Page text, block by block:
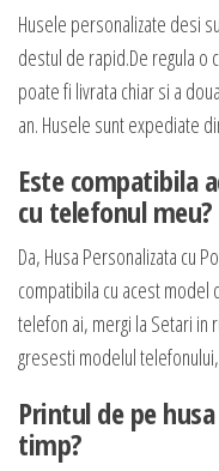
Husele personalizate desi
destul de rapid.De regula o
poate fi livrata chiar si a
an. Husele sunt expediate
Este compatibila
cu telefonul meu?
Da, Husa Personalizata cu
compatibila cu acest model
telefon ai, mergi la Setari in
gresesti modelul
Printul de pe
timp?